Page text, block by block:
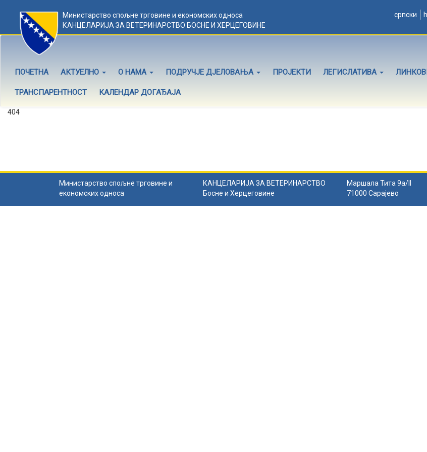
Министарство спољне трговине и економских односа
КАНЦЕЛАРИЈА ЗА ВЕТЕРИНАРСТВО БОСНЕ И ХЕРЦЕГОВИНЕ
српски
ПОЧЕТНА АКТУЕЛНО О НАМА ПОДРУЧЈЕ ДЈЕЛОВАЊА ПРОЈЕКТИ ЛЕГИСЛАТИВА
ТРАНСПАРЕНТНОСТ КАЛЕНДАР ДОГАЂАЈА
404
Министарство спољне трговине и
економских односа
КАНЦЕЛАРИЈА ЗА ВЕТЕРИНАРСТВО
Босне и Херцеговине
Маршала Тита 9а/II
71000 Сарајево